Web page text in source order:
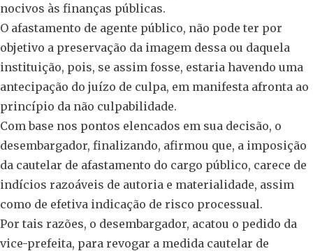
nocivos às finanças públicas.
O afastamento de agente público, não pode ter por
objetivo a preservação da imagem dessa ou daquela
instituição, pois, se assim fosse, estaria havendo uma
antecipação do juízo de culpa, em manifesta afronta ao
princípio da não culpabilidade.
Com base nos pontos elencados em sua decisão, o
desembargador, finalizando, afirmou que, a imposição
da cautelar de afastamento do cargo público, carece de
indícios razoáveis de autoria e materialidade, assim
como de efetiva indicação de risco processual.
Por tais razões, o desembargador, acatou o pedido da
vice-prefeita, para revogar a medida cautelar de